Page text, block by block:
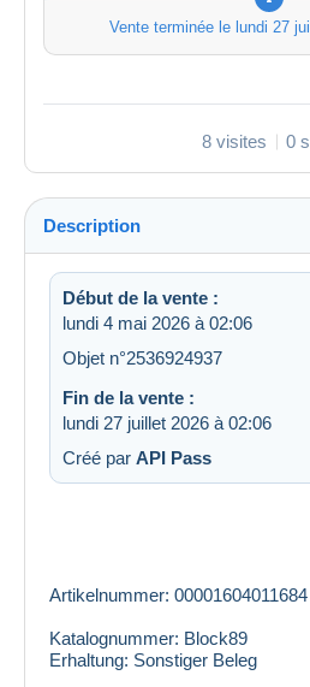
Vente terminée le lundi 27
8 visites 0
Description
Début de la vente :
lundi 4 mai 2026 à 02:06
Objet n°2536924937
Fin de la vente :
lundi 27 juillet 2026 à 02:06
Créé par API Pass
Artikelnummer: 00001604011684
Katalognummer: Block89
Erhaltung: Sonstiger Beleg